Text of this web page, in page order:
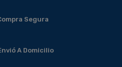
Segura
A Domicilio